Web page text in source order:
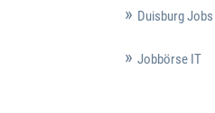
Duisburg Jobs
Jobbörse IT